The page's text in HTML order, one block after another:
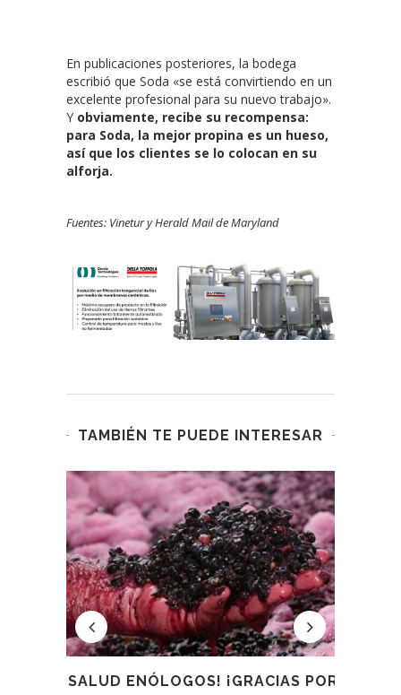
En publicaciones posteriores, la bodega
escribió que Soda «se está convirtiendo en un
excelente profesional para su nuevo trabajo».
Y obviamente, recibe su recompensa:
para Soda, la mejor propina es un hueso,
así que los clientes se lo colocan en su
alforja.
Fuentes: Vinetur y Herald Mail de Maryland
TAMBIÉN TE PUEDE INTERESAR
¡SALUD ENÓLOGOS! ¡GRACIAS POR